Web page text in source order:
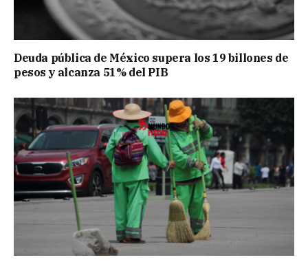
Deuda pública de México supera los 19 billones de
pesos y alcanza 51% del PIB